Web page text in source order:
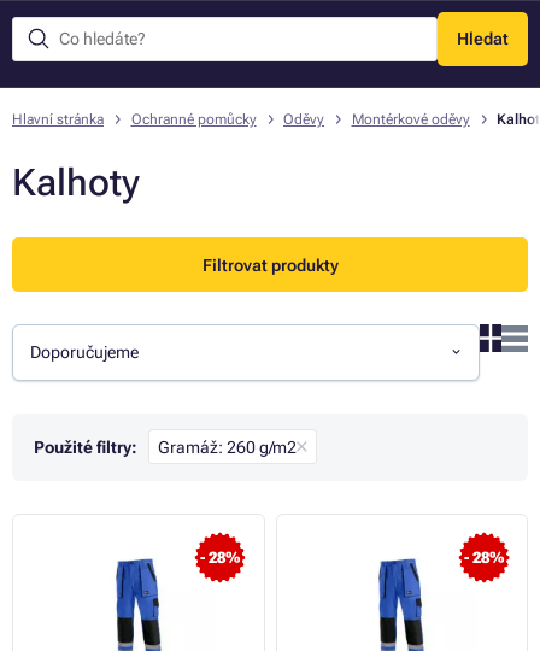
Hledat
Menu
Hlavní stránka Ochranné pomůcky Oděvy Montérkové oděvy
Kalhoty
Filtrovat produkty
Doporučujeme
Použité filtry: Gramáž: 260 g/m2
- 28% - 28%